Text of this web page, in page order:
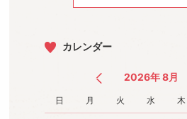
カレンダー
2026年 8月
日 月 火 水 木